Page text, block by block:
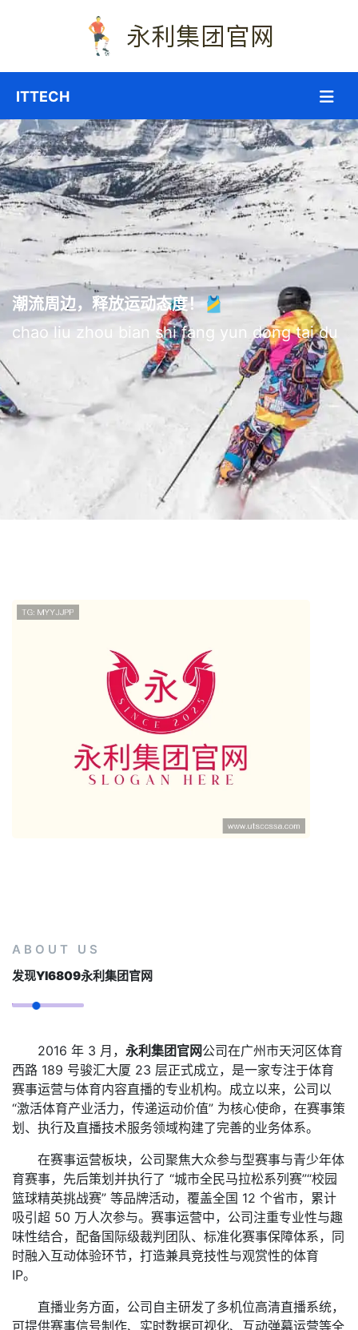
潮流周边，释放运动态度！🎽
chao liu zhou bian shi fang yun dong tai du
ABOUT US
发现Yl6809永利集团官网
2016 年 3 月， 永利集团官网公司在广州市天河区体育
西路 189 号骏汇大厦 23 层正式成立，是一家专注于体育
赛事运营与体育内容直播的专业机构。成立以来，公司以
“激活体育产业活力，传递运动价值” 为核心使命，在赛事策
划、执行及直播技术服务领域构建了完善的业务体系。
在赛事运营板块，公司聚焦大众参与型赛事与青少年体
育赛事，先后策划并执行了 “城市全民马拉松系列赛”“校园
篮球精英挑战赛” 等品牌活动，覆盖全国 12 个省市，累计
吸引超 50 万人次参与。赛事运营中，公司注重专业性与趣
味性结合，配备国际级裁判团队、标准化赛事保障体系，同
时融入互动体验环节，打造兼具竞技性与观赏性的体育
IP。
直播业务方面，公司自主研发了多机位高清直播系统，
可提供赛事信号制作、实时数据可视化、互动弹幕运营等全